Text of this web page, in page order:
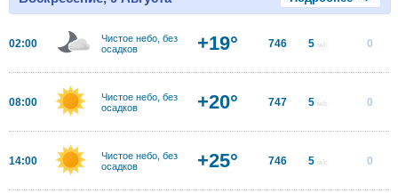
02:00
Чистое небо, без
осадков
+19° 746 5 м/с 0
08:00
Чистое небо, без
осадков
+20° 747 5 м/с 0
14:00
Чистое небо, без
осадков
+25° 746 5 м/с 0